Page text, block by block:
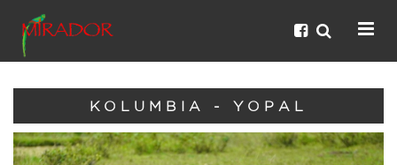
KOLUMBIA - YOPAL